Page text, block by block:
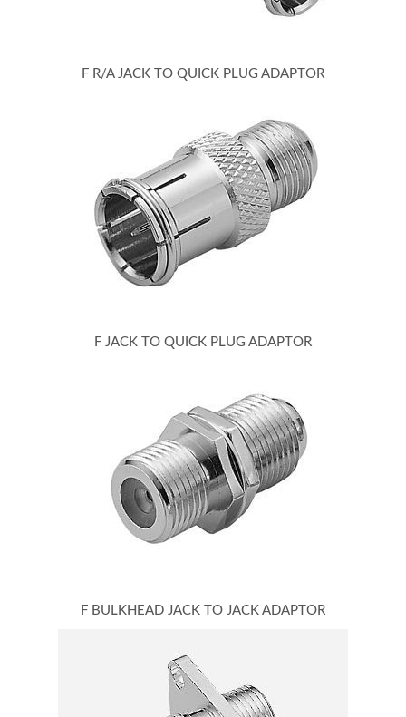
F R/A JACK TO QUICK PLUG ADAPTOR
F JACK TO QUICK PLUG ADAPTOR
F BULKHEAD JACK TO JACK ADAPTOR